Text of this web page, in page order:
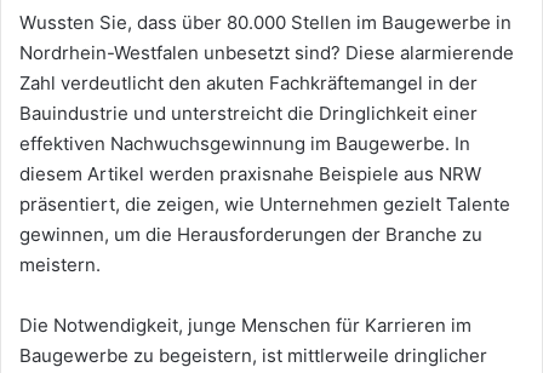
Wussten Sie, dass über 80.000 Stellen im Baugewerbe in
Nordrhein-Westfalen unbesetzt sind? Diese alarmierende
Zahl verdeutlicht den akuten Fachkräftemangel in der
Bauindustrie und unterstreicht die Dringlichkeit einer
effektiven Nachwuchsgewinnung im Baugewerbe. In
diesem Artikel werden praxisnahe Beispiele aus NRW
präsentiert, die zeigen, wie Unternehmen gezielt Talente
gewinnen, um die Herausforderungen der Branche zu
meistern.
Die Notwendigkeit, junge Menschen für Karrieren im
Baugewerbe zu begeistern, ist mittlerweile dringlicher